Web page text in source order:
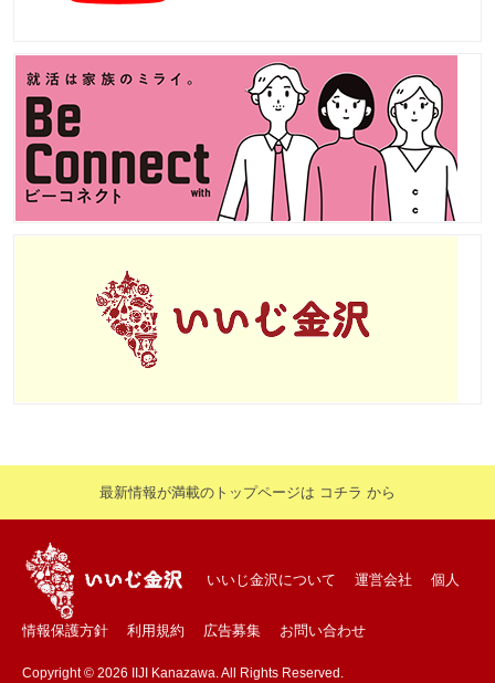
最新情報が満載のトップページは コチラ から
いいじ金沢について 運営会社 個人
情報保護方針 利用規約 広告募集 お問い合わせ
Copyright © 2026 IIJI Kanazawa. All Rights Reserved.